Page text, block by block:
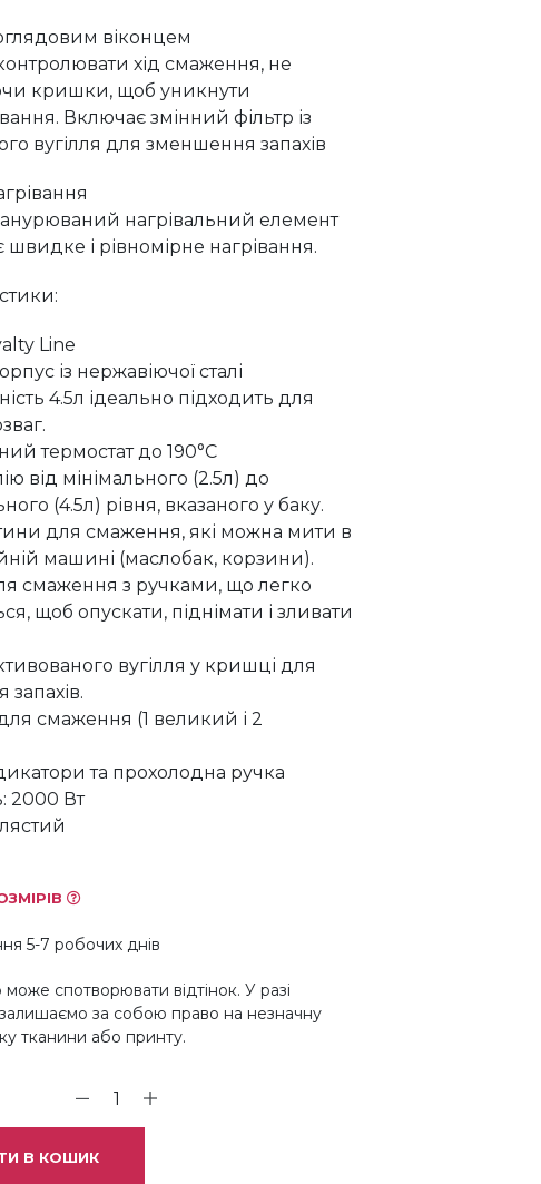
віконцем
хід смаження, не
кришки, щоб уникнути
Включає змінний фільтр із
вугілля для зменшення запахів
нагрівальний елемент
швидке і рівномірне нагрівання.
Line
із нержавіючої сталі
4.5л ідеально підходить для
термостат до 190°C
від мінімального (2.5л) до
(4.5л) рівня, вказаного у баку.
для смаження, які можна мити в
машині (маслобак, корзини).
смаження з ручками, що легко
щоб опускати, піднімати і зливати
вугілля у кришці для
смаження (1 великий і 2
та прохолодна ручка
2000 Вт
5-7 робочих днів
спотворювати відтінок. У разі
за собою право на незначну
тканини або принту.
В КОШИК